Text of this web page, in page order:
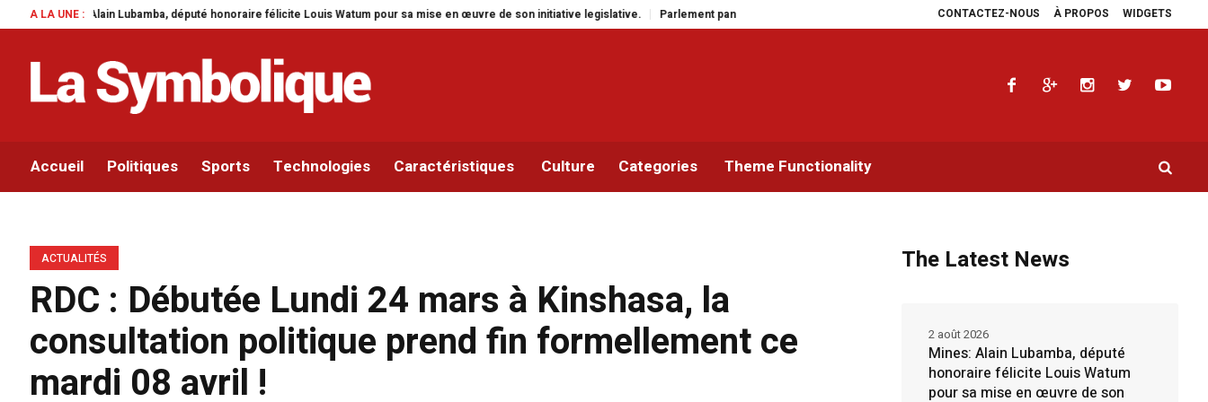
CONTACTEZ-NOUS À PROPOS WIDGETS
A LA UNE :
député honoraire félicite Louis Watum pour sa mise en œuvre de son initiative legislative. Parlement panafricain : à Johannesburg, Aimé Boji Sangara multiplie les plaidoyers en faveur de la RDC. Parlement
Accueil Politiques Sports Technologies Caractéristiques Culture Categories Theme Functionality
ACTUALITÉS
RDC : Débutée Lundi 24 mars à Kinshasa, la
consultation politique prend fin formellement ce
mardi 08 avril !
The Latest News
Mines: Alain Lubamba, député
honoraire félicite Louis Watum
pour sa mise en œuvre de son
2 août 2026